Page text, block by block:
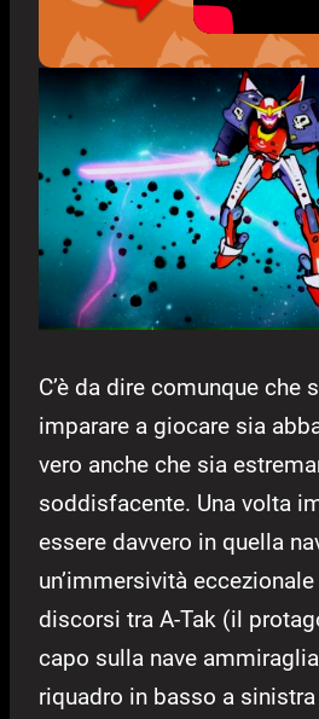
C’è da dire comunque che
imparare a giocare sia
vero anche che sia
soddisfacente. Una volta
essere davvero in quella
un’immersività
discorsi tra A-Tak (il
capo sulla nave
riquadro in basso a